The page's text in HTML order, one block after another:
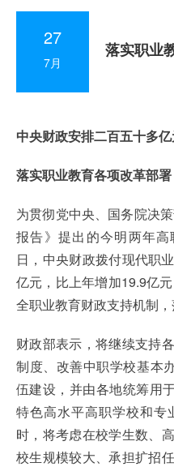
27
7月
落实职业
中央财政安排二百五十多
落实职业教育各项改革部署
为贯彻党中央、国务院决
报告》提出的今明两年
日，中央财政拨付现代职
亿元，比上年增加19.9亿
全职业教育财政支持机制，
财政部表示，将继续支持
制度、改善中职学校基本
伍建设，并由各地统筹用
特色高水平高职学校和
时，将考虑在校学生数、
校生规模较大、承担扩招